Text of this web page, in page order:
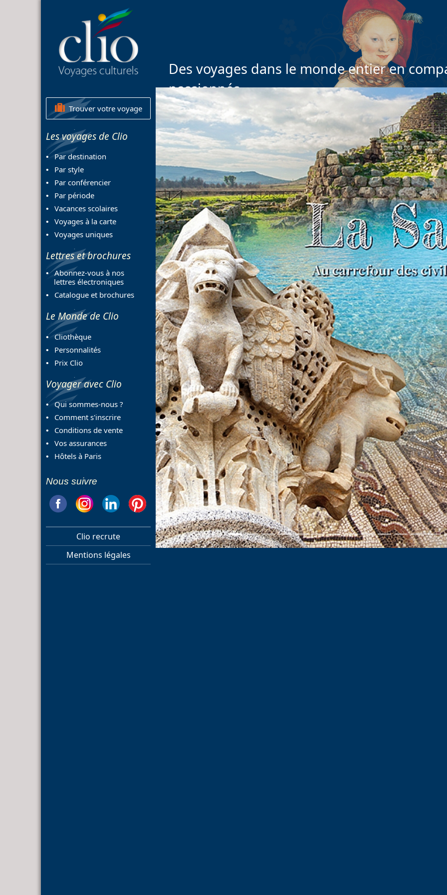
Des voyages dans le monde entier en
passionnés
Trouver votre voyage
Les voyages de Clio
Par destination
Par style
Par conférencier
Par période
Vacances scolaires
Voyages à la carte
Voyages uniques
Lettres et brochures
Abonnez-vous à nos
lettres électroniques
Catalogue et brochures
Le Monde de Clio
Cliothèque
Personnalités
Prix Clio
Voyager avec Clio
Qui sommes-nous ?
Comment s'inscrire
Conditions de vente
Vos assurances
Hôtels à Paris
Nous suivre
Clio recrute
Mentions légales
Previous